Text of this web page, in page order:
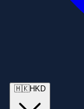
🇭🇰HKD